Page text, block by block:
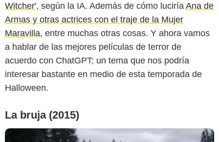
Witcher', según la IA. Además de cómo luciría Ana de
Armas y otras actrices con el traje de la Mujer
Maravilla, entre muchas otras cosas. Y ahora vamos
a hablar de las mejores películas de terror de
acuerdo con ChatGPT; un tema que nos podría
interesar bastante en medio de esta temporada de
Halloween.
La bruja (2015)